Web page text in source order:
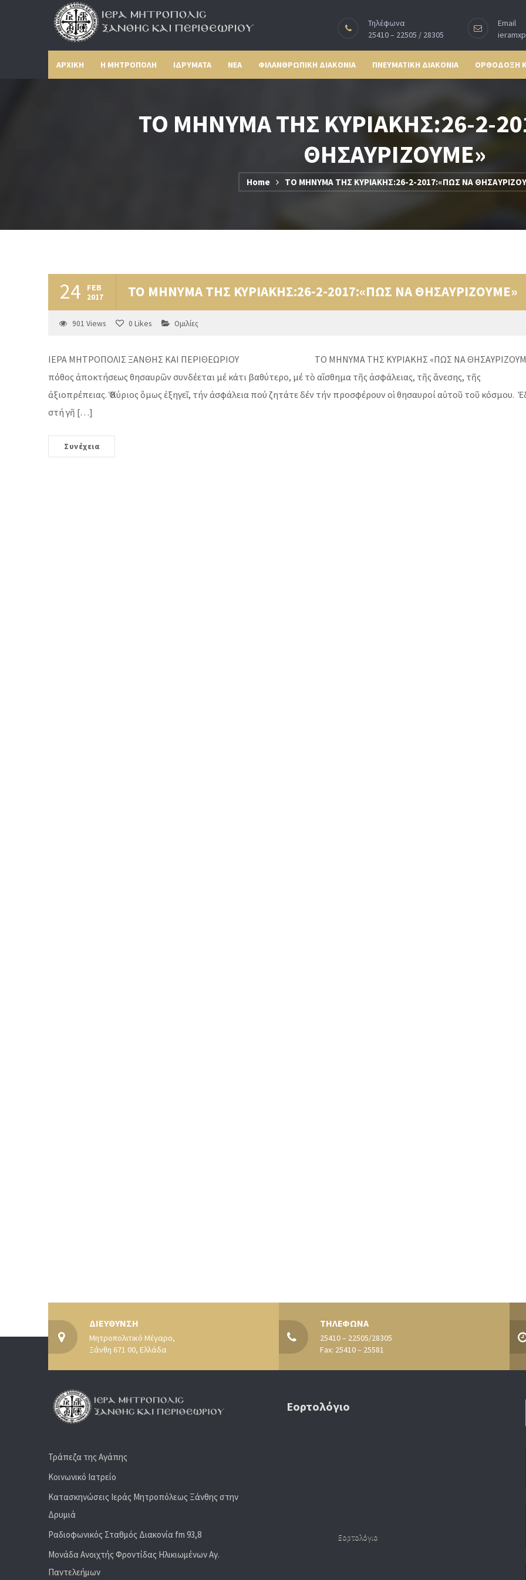
Τηλέφωνα
25410 – 22505 / 28305
Email
ΑΡΧΙΚΗ Η ΜΗΤΡΟΠΟΛΗ ΙΔΡΥΜΑΤΑ ΝΕΑ ΦΙΛΑΝΘΡΩΠΙΚΗ ΔΙΑΚΟΝΙΑ ΠΝΕΥΜΑΤΙΚΗ ΔΙΑΚΟΝΙΑ ΟΡΘΟΔΟΞΗ
ΤΟ ΜΗΝΥΜΑ ΤΗΣ ΚΥΡΙΑΚΗΣ:26-2-
ΘΗΣΑΥΡΙΖΟΥΜΕ»
Home ΤΟ ΜΗΝΥΜΑ ΤΗΣ ΚΥΡΙΑΚΗΣ:26-2-2017:«ΠΩΣ ΝΑ
24 FEB
2017 ΤΟ ΜΗΝΥΜΑ ΤΗΣ ΚΥΡΙΑΚΗΣ:26-2-2017:«ΠΩΣ ΝΑ ΘΗΣΑΥΡΙΖΟΥΜΕ»
901 Views 0 Likes Ομιλίες
ΙΕΡΑ ΜΗΤΡΟΠΟΛΙΣ ΞΑΝΘΗΣ ΚΑΙ ΠΕΡΙΘΕΩΡΙΟΥ ΤΟ ΜΗΝΥΜΑ ΤΗΣ ΚΥΡΙΑΚΗΣ «ΠΩΣ ΝΑ
πόθος ἀποκτήσεως θησαυρῶν συνδέεται μέ κάτι βαθύτερο, μέ τὸ αἴσθημα τῆς ἀσφάλειας, τῆς ἄνεσης, τῆς
ἀξιοπρέπειας. Ὁ Κύριος ὅμως ἐξηγεῖ, τήν ἀσφάλεια πού ζητάτε δέν τήν προσφέρουν οἱ θησαυροί αὐτοῦ τοῦ κόσμου.
στή γῆ […]
Συνέχεια
ΔΙΕΥΘΥΝΣΗ
Μητροπολιτικό Μέγαρο,
Ξάνθη 671 00, Ελλάδα
ΤΗΛΕΦΩΝΑ
25410 – 22505/28305
Fax: 25410 – 25581
Τράπεζα της Αγάπης
Κοινωνικό Ιατρείο
Κατασκηνώσεις Ιεράς Μητροπόλεως Ξάνθης στην
Δρυμιά
Ραδιoφωνικός Σταθμός Διακονία fm 93,8
Μονάδα Ανοιχτής Φροντίδας Ηλικιωμένων Αγ.
Παντελεήμων
Εορτολόγιο
Εορτολόγιο